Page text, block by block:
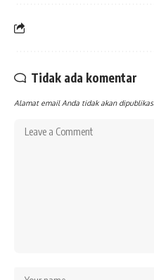
Tidak ada komentar
Alamat email Anda tidak akan